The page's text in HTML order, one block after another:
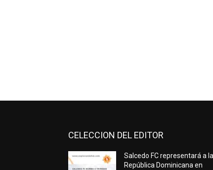
CELECCION DEL EDITOR
Salcedo FC representará a la
República Dominicana en